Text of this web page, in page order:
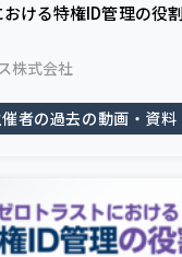
ける特権ID管理の役
株式会社
者の過去の動画・資料